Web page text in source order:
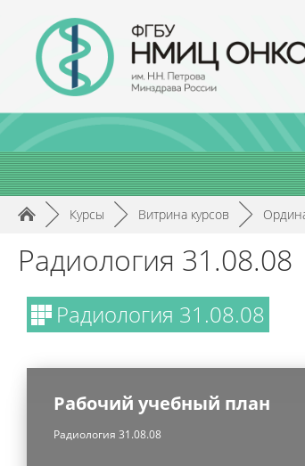
► Курсы ► Витрина курсов ►
Радиология 31.08.08
Радиология 31.08.08
Рабочий учебный план
Радиология 31.08.08